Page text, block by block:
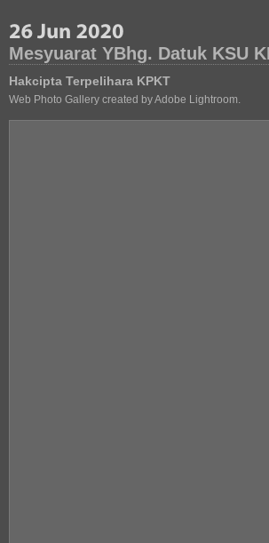
Mesyuarat YBhg. Datuk KSU
Hakcipta Terpelihara KPKT
Web Photo Gallery created by Adobe Lightroom.